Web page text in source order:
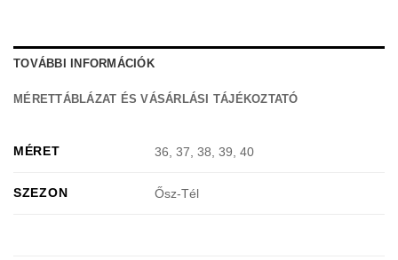
TOVÁBBI INFORMÁCIÓK
MÉRETTÁBLÁZAT ÉS VÁSÁRLÁSI TÁJÉKOZTATÓ
MÉRET 36, 37, 38, 39, 40
SZEZON Ősz-Tél